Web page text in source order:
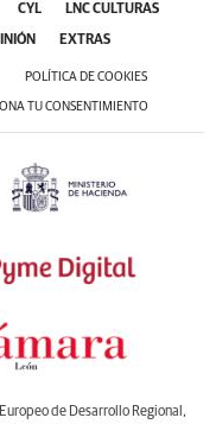
CYL LNC CULTURAS
EXTRAS
POLÍTICA DE COOKIES
TU CONSENTIMIENTO
de Desarrollo Regional,